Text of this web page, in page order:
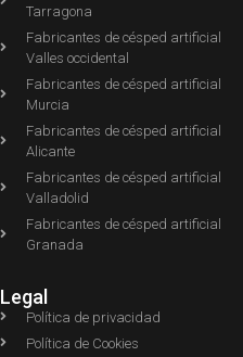
Tarragona
Fabricantes de césped artificial
Valles occidental
Fabricantes de césped artificial
Murcia
Fabricantes de césped artificial
Alicante
Fabricantes de césped artificial
Valladolid
Fabricantes de césped artificial
Granada
Legal
Política de privacidad
Política de Cookies